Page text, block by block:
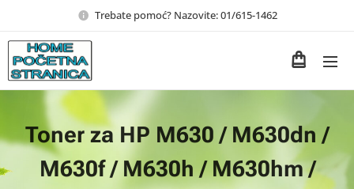
Trebate pomoć? Nazovite: 01/615-1462
Toner za HP M630 / M630dn /
M630f / M630h / M630hm /